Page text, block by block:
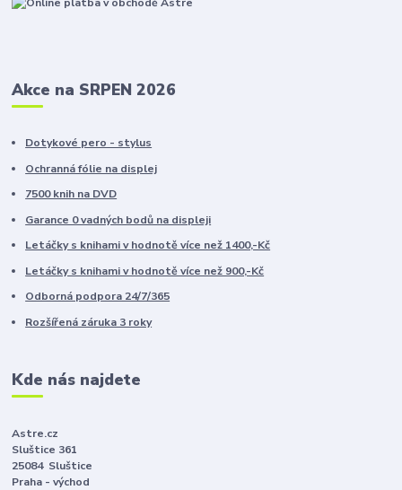
Akce na SRPEN 2026
Dotykové pero - stylus
Ochranná fólie na displej
7500 knih na DVD
Garance 0 vadných bodů na displeji
Letáčky s knihami v hodnotě více než 1400,-Kč
Letáčky s knihami v hodnotě více než 900,-Kč
Odborná podpora 24/7/365
Rozšířená záruka 3 roky
Kde nás najdete
Astre.cz
Sluštice 361
25084 Sluštice
Praha - východ